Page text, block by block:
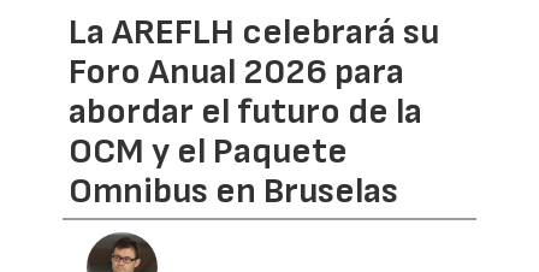
La AREFLH celebrará su
Foro Anual 2026 para
abordar el futuro de la
OCM y el Paquete
Omnibus en Bruselas